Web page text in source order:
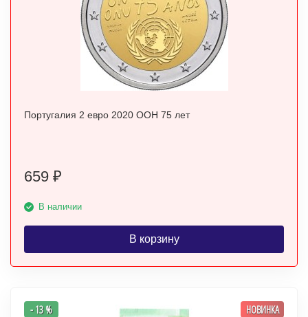
Португалия 2 евро 2020 ООН 75 лет
659 ₽
В наличии
В корзину
- 13 % НОВИНКА